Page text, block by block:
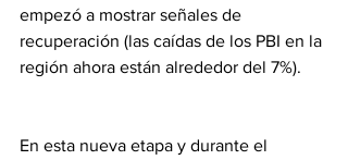
empezó a mostrar señales de
recuperación (las caídas de los PBI en la
región ahora están alrededor del 7%).
En esta nueva etapa y durante el